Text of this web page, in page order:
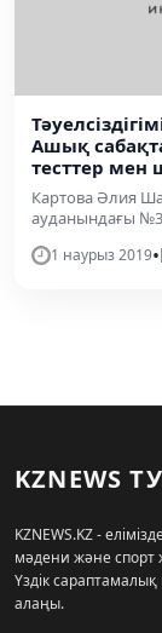
Ашық
тесттер мен
Картова Әлия
ауданындағы
1 наурыз 2019•
KZNEWS
KZNEWS.KZ -
мәдени және спорт
Үздік
алаңы.